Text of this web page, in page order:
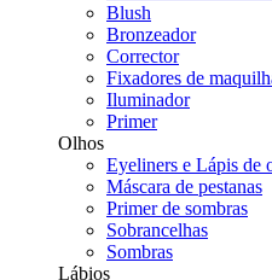
Blush
Bronzeador
Corrector
Fixadores de
Iluminador
Primer
Olhos
Eyeliners e Lápis de
Máscara de pestanas
Primer de sombras
Sobrancelhas
Sombras
Lábios